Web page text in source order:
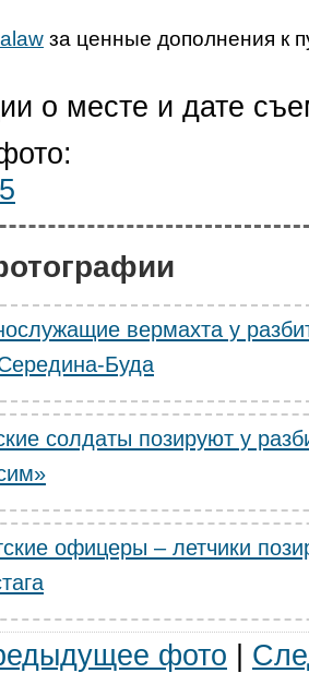
за ценные дополнения к
о месте и дате
вермахта у
Буда
солдаты позируют у
офицеры – летчики
фото